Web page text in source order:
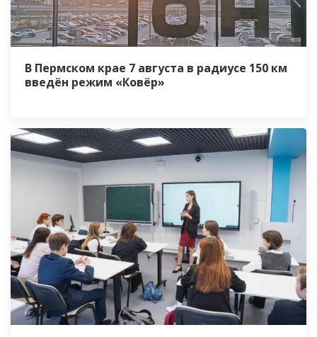
В Пермском крае 7 августа в радиусе 150 км
введён режим «Ковёр»